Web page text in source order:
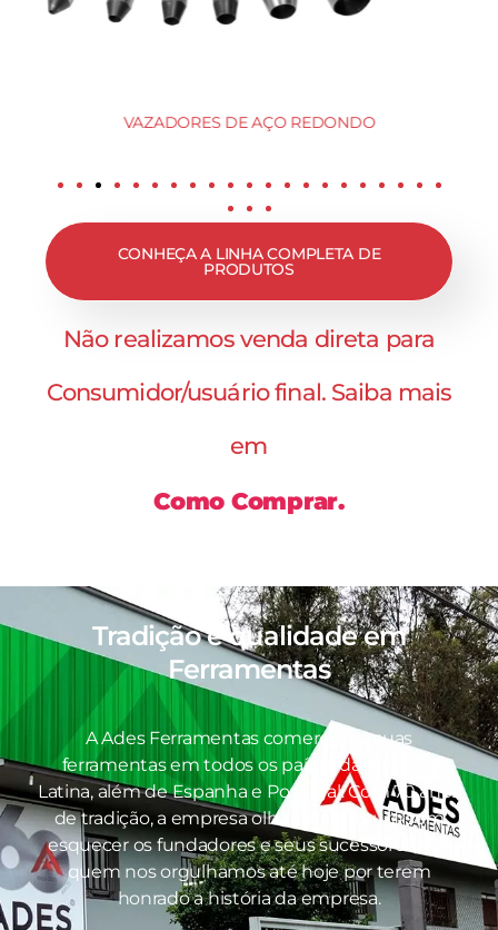
VAZADORES DE AÇO REDONDO
CONHEÇA A LINHA COMPLETA DE
PRODUTOS
Não realizamos venda direta para
Consumidor/usuário final. Saiba mais
em
Como Comprar.
Tradição e qualidade em
Ferramentas
A Ades Ferramentas comercializa suas
ferramentas em todos os países da América
Latina, além de Espanha e Portugal. Com 70 anos
de tradição, a empresa olha para o futuro sem
esquecer os fundadores e seus sucessores, por
quem nos orgulhamos até hoje por terem
honrado a história da empresa.